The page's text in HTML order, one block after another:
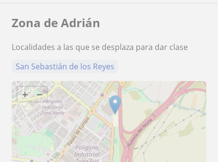
Zona de Adrián
Localidades a las que se desplaza para dar clase
San Sebastián de los Reyes
+ −